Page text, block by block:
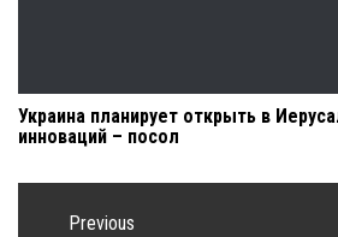
Украина планирует открыть в
инноваций – посол
Навигация
Previous